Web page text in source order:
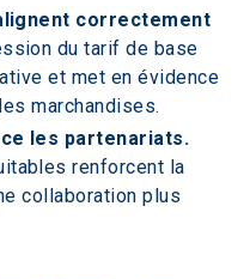
correctement
du tarif de base
et met en évidence
marchandises.
les partenariats.
renforcent la
collaboration plus